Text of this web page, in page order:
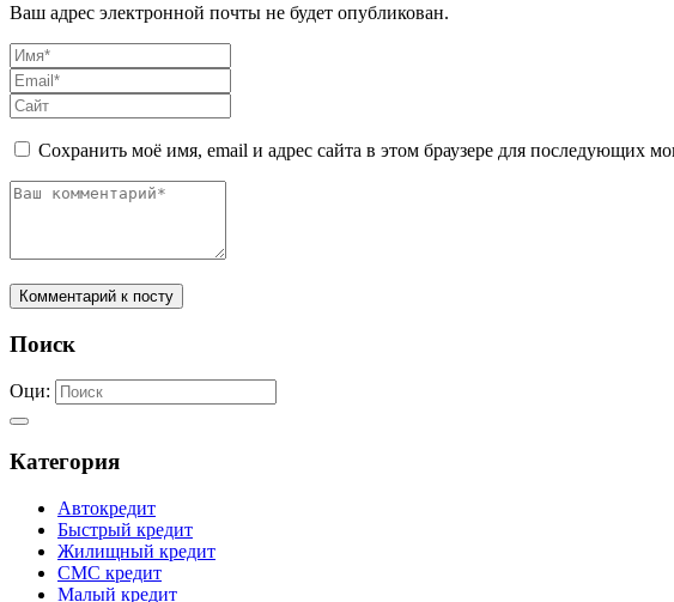
Ваш адрес электронной почты не будет опубликован.
Сохранить моё имя, email и адрес сайта в этом браузере для последующих
Комментарий к посту
Поиск
Оци:
Категория
Автокредит
Быстрый кредит
Жилищный кредит
СМС кредит
Малый кредит